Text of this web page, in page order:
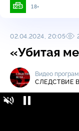
18+
02.04.2024, 20:05
«Убитая
Видео
СЛЕДСТВИЕ